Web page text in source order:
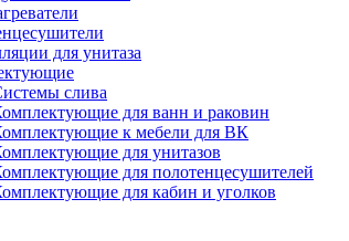
для унитаза
слива
для ванн и раковин
к мебели для ВК
для унитазов
для полотенцесушителей
для кабин и уголков